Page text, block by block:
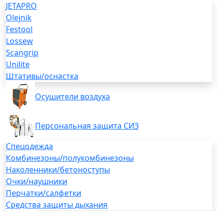
JETAPRO
Olejnik
Festool
Lossew
Scangrip
Unilite
Штативы/оснастка
Осушители воздуха
Персональная защита СИЗ
Спецодежда
Комбинезоны/полукомбинезоны
Наколенники/бетоноступы
Очки/наушники
Перчатки/салфетки
Средства защиты дыхания